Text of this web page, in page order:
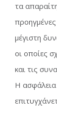
τα
μέγιστη
οι οποίες
και τις
Η ασφάλεια